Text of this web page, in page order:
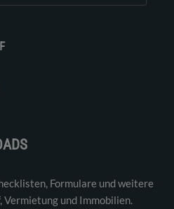
Formulare und weitere
Vermietung und Immobilien.